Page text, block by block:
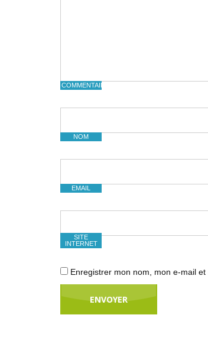
COMMENTAIRE
NOM
EMAIL
SITE
INTERNET
Enregistrer mon nom, mon e-mail